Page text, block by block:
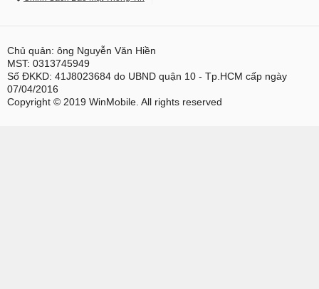
Chủ quản: ông Nguyễn Văn Hiền
MST: 0313745949
Số ĐKKD: 41J8023684 do UBND quận 10 - Tp.HCM cấp ngày
07/04/2016
Copyright © 2019 WinMobile. All rights reserved